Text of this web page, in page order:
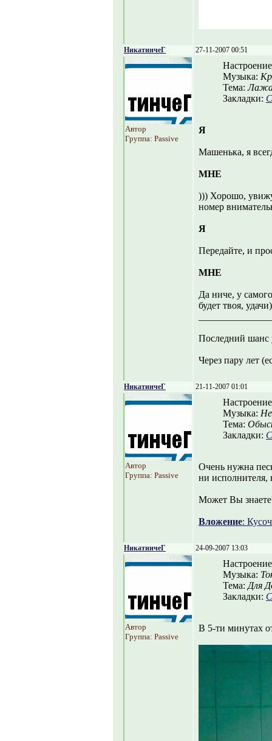
НикатинчеГ 27-11-2007 00:51
Автор
Группа: Passive
Музыка:
Тема:
Закладки:
Я
Машенька, я
МНЕ
))) Хорошо,
номер
Я
Передайте, и
МНЕ
Да ниче, у
будет твоя, удачи)
Последний
Через пару лет
НикатинчеГ 21-11-2007 01:01
Автор
Группа: Passive
Музыка:
Тема:
Закладки:
Очень нужна
ни исполнителя,
Может Вы
Вложение:
НикатинчеГ 24-09-2007 13:03
Автор
Группа: Passive
Музыка:
Тема: Для
Закладки:
В 5-ти минутах